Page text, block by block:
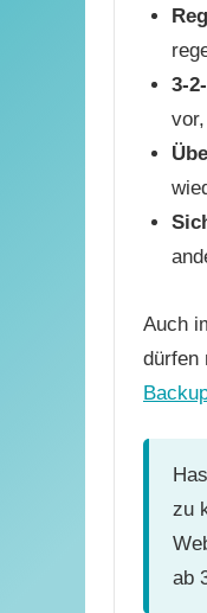
3-
Auch
dürfen
zu
ab